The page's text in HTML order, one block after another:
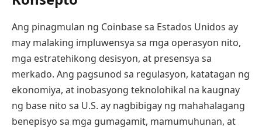
Ang pinagmulan ng Coinbase sa Estados Unidos ay
may malaking impluwensya sa mga operasyon nito,
mga estratehikong desisyon, at presensya sa
merkado. Ang pagsunod sa regulasyon, katatagan ng
ekonomiya, at inobasyong teknolohikal na kaugnay
ng base nito sa U.S. ay nagbibigay ng mahahalagang
benepisyo sa mga gumagamit, mamumuhunan, at